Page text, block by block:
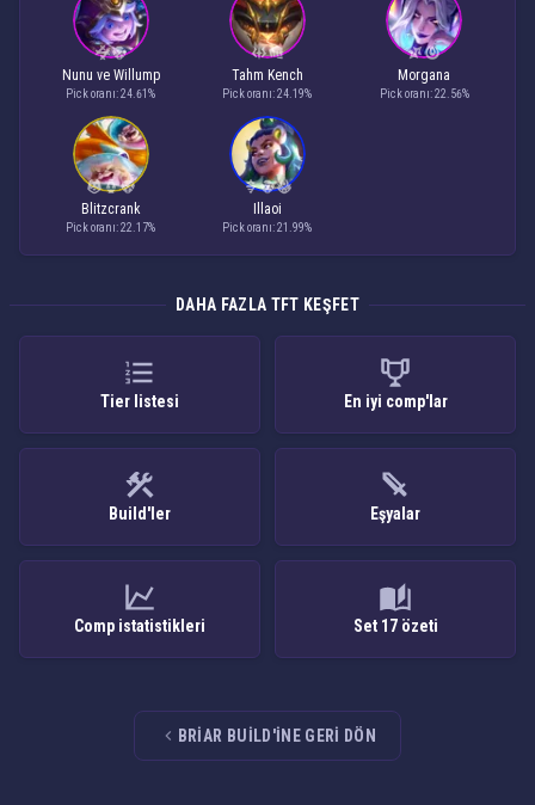
Nunu ve Willump
Pick oranı: 24.61%
Tahm Kench
Pick oranı: 24.19%
Morgana
Pick oranı: 22.56%
Blitzcrank
Pick oranı: 22.17%
Illaoi
Pick oranı: 21.99%
DAHA FAZLA TFT KEŞFET
Tier listesi En iyi comp'lar
Build'ler Eşyalar
Comp istatistikleri Set 17 özeti
BRIAR BUILD'INE GERI DÖN